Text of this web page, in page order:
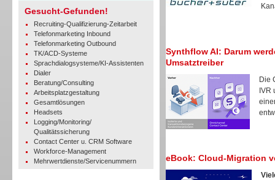
Gesucht-Gefunden!
Recruiting-Qualifizierung-Zeitarbeit
Telefonmarketing Inbound
Telefonmarketing Outbound
TK/ACD-Systeme
Sprachdialogsysteme/KI-Assistenten
Dialer
Beratung/Consulting
Arbeitsplatzgestaltung
Gesamtlösungen
Headsets
Logging/Monitoring/
Qualitätssicherung
Contact Center u. CRM Software
Workforce-Management
Mehrwertdienste/Servicenummern
Synthflow AI: Darum
Umsatztreiber
Die
IVR
eBook: Cloud-Migration